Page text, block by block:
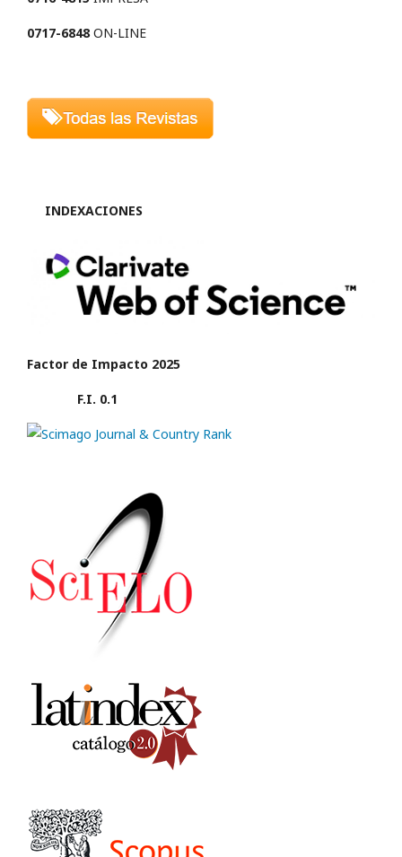
0717-6848ON-LINE
INDEXACIONES
Factor de Impacto 2025
F.I. 0.1